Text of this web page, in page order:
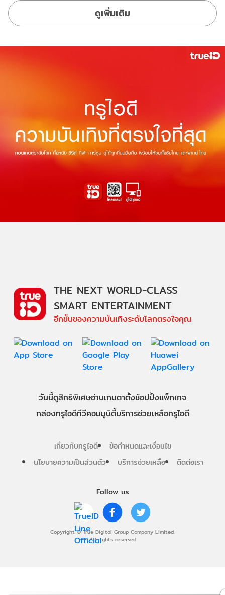
ดูเพิ่มเติม
Follow us
Copyright © True Digital Group Company Limited.
All rights reserved
THE NEXT WORLD-CLASS
SMART ENTERTAINMENT
อีกขั้นของความบันเทิงระดับโลกตรงใจคุณ
วันนี้ดูสิทธิพิเศษอ่านเกมตาตั้งช้อปปิ้งแพ็กเกจ
กล่องทรูไอดีทีวีคอมมูนิตี้บริการช่วยเหลือทรูไอดี
เกี่ยวกับทรูไอดี
ข้อกำหนดและเงื่อนไข
นโยบายความเป็นส่วนตัว
บริการช่วยเหลือ ติดต่อเรา